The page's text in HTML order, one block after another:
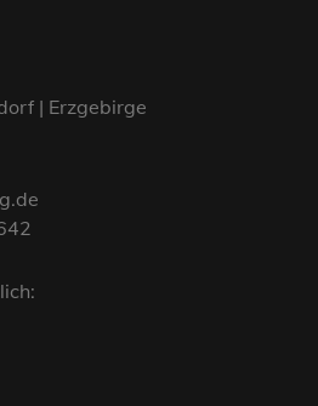
| Erzgebirge